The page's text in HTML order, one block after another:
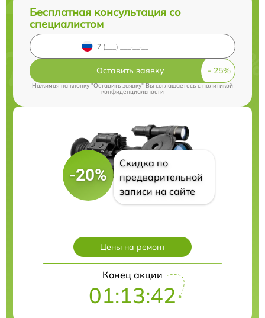
Бесплатная консультация со
специалистом
Оставить заявку
Нажимая на кнопку "Оставить заявку" Вы соглашаетесь cполитикой
конфиденциальности
-20%
Скидка по
предварительной
записи на сайте
Цены на ремонт
Конец акции
01:13:41